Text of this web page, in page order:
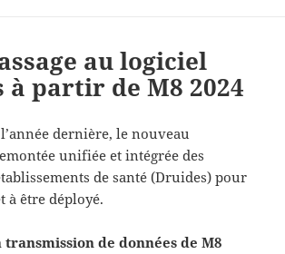
au logiciel
à partir de M8 2024
dernière, le nouveau
unifiée et intégrée des
de santé (Druides) pour
à être déployé.
de données de M8